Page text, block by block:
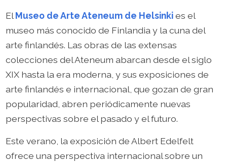
El Museo de Arte Ateneum de Helsinkies el
museo más conocido de Finlandia y la cuna del
arte finlandés. Las obras de las extensas
colecciones del Ateneum abarcan desde el siglo
XIX hasta la era moderna, y sus exposiciones de
arte finlandés e internacional, que gozan de gran
popularidad, abren periódicamente nuevas
perspectivas sobre el pasado y el futuro.
Este verano, la exposición de Albert Edelfelt
ofrece una perspectiva internacional sobre un